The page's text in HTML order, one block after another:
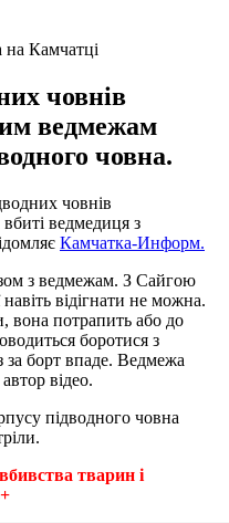
на Камчатці
човнів
ведмежам
човна.
човнів
ведмедиця з
Камчатка-Информ.
з ведмежам. З Сайгою
відігнати не можна.
вона потрапить або до
боротися з
за борт впаде. Ведмежа
відео.
підводного човна
тварин і